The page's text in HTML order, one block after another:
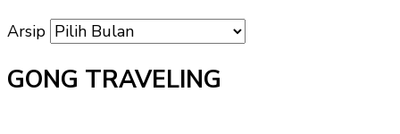
Arsip
GONG TRAVELING